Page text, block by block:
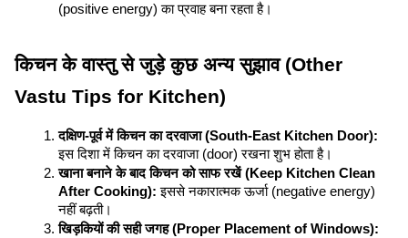
(positive energy) का प्रवाह बना रहता है।
किचन के वास्तु से जुड़े कुछ अन्य सुझाव (Other
Vastu Tips for Kitchen)
दक्षिण-पूर्व में किचन का दरवाजा (South-East Kitchen Door):
इस दिशा में किचन का दरवाजा (door) रखना शुभ होता है।
खाना बनाने के बाद किचन को साफ रखें (Keep Kitchen Clean
After Cooking): इससे नकारात्मक ऊर्जा (negative energy)
नहीं बढ़ती।
खिड़कियों की सही जगह (Proper Placement of Windows):